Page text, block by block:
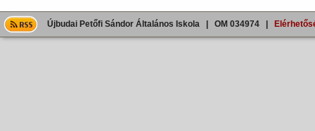
Újbudai Petőfi Sándor Általános Iskola | OM 034974 |